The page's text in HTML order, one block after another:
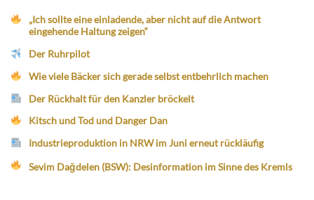
„Ich sollte eine einladende, aber nicht auf die Antwort
eingehende Haltung zeigen“
Der Ruhrpilot
Wie viele Bäcker sich gerade selbst entbehrlich machen
Der Rückhalt für den Kanzler bröckelt
Kitsch und Tod und Danger Dan
Industrieproduktion in NRW im Juni erneut rückläufig
Sevim Dağdelen (BSW): Desinformation im Sinne des Kremls